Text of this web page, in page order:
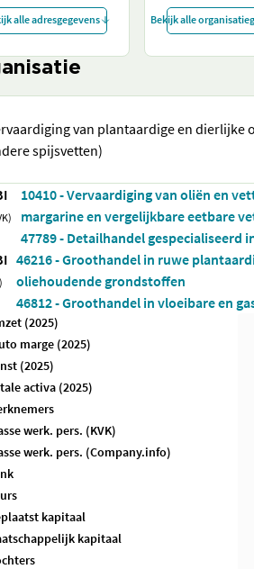
alle adresgegevens Bekijk alle
van plantaardige en dierlijke
spijsvetten)
10410 - Vervaardiging van oliën en
margarine en vergelijkbare eetbare
47789 - Detailhandel gespecialiseerd
46216 - Groothandel in ruwe
oliehoudende grondstoffen
46812 - Groothandel in vloeibare en
(2025)
marge (2025)
(2025)
activa (2025)
werk. pers. (KVK)
werk. pers. (Company.info)
kapitaal
kapitaal